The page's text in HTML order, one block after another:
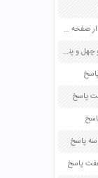
جواب کارگاه متن پژوهی درس دوم از آموختن ننگ مدار صفحه 19 و 20 فارسی دهم
جواب مرحله ۱۱۴۵ بازی آمیرزا 1145 یک هزار و صد و چهل و پنج پاسخ